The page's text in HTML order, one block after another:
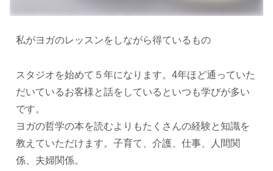
私がヨガのレッスンをしながら得ているもの
スタジオを始めて５年になります。4年ほど通っていた
だいているお客様と話をしているといつも学びが多い
です。
ヨガの哲学の本を読むよりもたくさんの経験と知識を
教えていただけます。子育て、介護、仕事、人間関
係、夫婦関係。